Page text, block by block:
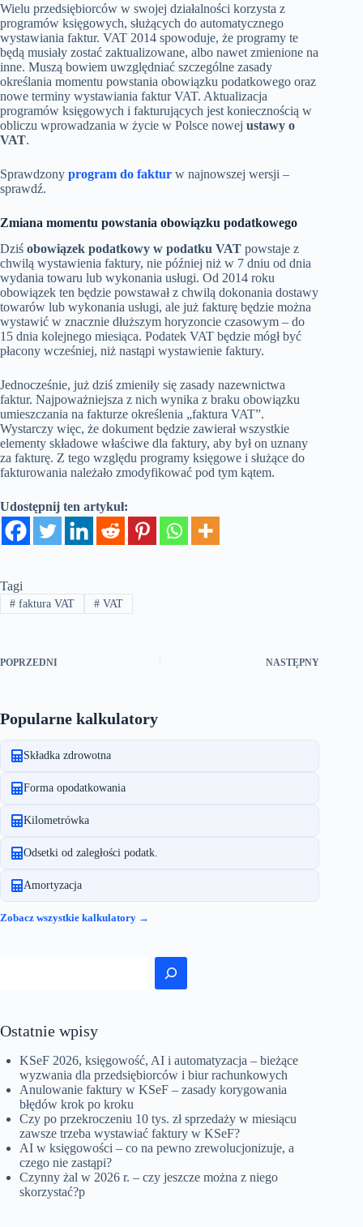
Wielu przedsiębiorców w swojej działalności korzysta z
programów księgowych, służących do automatycznego
wystawiania faktur. VAT 2014 spowoduje, że programy te
będą musiały zostać zaktualizowane, albo nawet zmienione na
inne. Muszą bowiem uwzględniać szczególne zasady
określania momentu powstania obowiązku podatkowego oraz
nowe terminy wystawiania faktur VAT. Aktualizacja
programów księgowych i fakturujących jest koniecznością w
obliczu wprowadzania w życie w Polsce nowej ustawy o
VAT.
Sprawdzony program do faktur w najnowszej wersji –
sprawdź.
Zmiana momentu powstania obowiązku podatkowego
Dziś obowiązek podatkowy w podatku VAT powstaje z
chwilą wystawienia faktury, nie później niż w 7 dniu od dnia
wydania towaru lub wykonania usługi. Od 2014 roku
obowiązek ten będzie powstawał z chwilą dokonania dostawy
towarów lub wykonania usługi, ale już fakturę będzie można
wystawić w znacznie dłuższym horyzoncie czasowym – do
15 dnia kolejnego miesiąca. Podatek VAT będzie mógł być
płacony wcześniej, niż nastąpi wystawienie faktury.
Jednocześnie, już dziś zmieniły się zasady nazewnictwa
faktur. Najpoważniejsza z nich wynika z braku obowiązku
umieszczania na fakturze określenia „faktura VAT”.
Wystarczy więc, że dokument będzie zawierał wszystkie
elementy składowe właściwe dla faktury, aby był on uznany
za fakturę. Z tego względu programy księgowe i służące do
fakturowania należało zmodyfikować pod tym kątem.
Udostępnij ten artykuł:
Tagi
#faktura VAT #VAT
POPRZEDNI NASTĘPNY
Popularne kalkulatory
Składka zdrowotna
Forma opodatkowania
Kilometrówka
Odsetki od zaległości podatk.
Amortyzacja
Zobacz wszystkie kalkulatory →
Ostatnie wpisy
KSeF 2026, księgowość, AI i automatyzacja – bieżące
wyzwania dla przedsiębiorców i biur rachunkowych
Anulowanie faktury w KSeF – zasady korygowania
błędów krok po kroku
Czy po przekroczeniu 10 tys. zł sprzedaży w miesiącu
zawsze trzeba wystawiać faktury w KSeF?
AI w księgowości – co na pewno zrewolucjonizuje, a
czego nie zastąpi?
Czynny żal w 2026 r. – czy jeszcze można z niego
skorzystać?p